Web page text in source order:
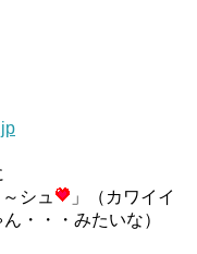
シュ
」（カワイイ
・・・みたいな）